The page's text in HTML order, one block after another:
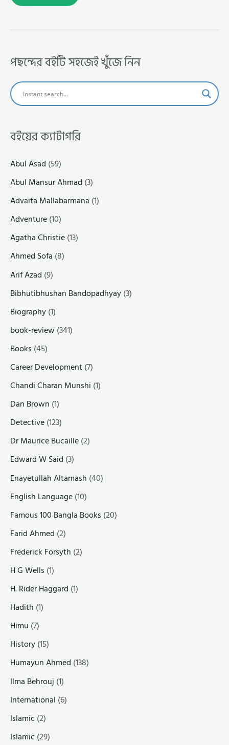
পছন্দের বইটি সহজেই খুঁজে নিন
বইয়ের ক্যাটাগরি
Abul Asad (59)
Abul Mansur Ahmad (3)
Advaita Mallabarmana (1)
Adventure(10)
Agatha Christie(13)
Ahmed Sofa (8)
Arif Azad (9)
Bibhutibhushan Bandopadhyay(3)
Biography(1)
book-review(341)
Books (45)
Career Development(7)
Chandi Charan Munshi (1)
Dan Brown (1)
Detective(123)
Dr Maurice Bucaille(2)
Edward W Said (3)
Enayetullah Altamash (40)
English Language(10)
Famous 100 Bangla Books (20)
Farid Ahmed (2)
Frederick Forsyth (2)
H G Wells (1)
H. Rider Haggard (1)
Hadith (1)
Himu (7)
History(15)
Humayun Ahmed (138)
Ilma Behrouj (1)
International (6)
Islamic (2)
Islamic (29)